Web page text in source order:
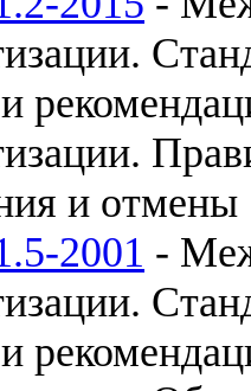
и отмены
2001 -